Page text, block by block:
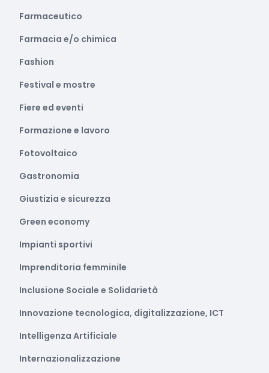
Farmaceutico
Farmacia e/o chimica
Fashion
Festival e mostre
Fiere ed eventi
Formazione e lavoro
Fotovoltaico
Gastronomia
Giustizia e sicurezza
Green economy
Impianti sportivi
Imprenditoria femminile
Inclusione Sociale e Solidarietà
Innovazione tecnologica, digitalizzazione, ICT
Intelligenza Artificiale
Internazionalizzazione